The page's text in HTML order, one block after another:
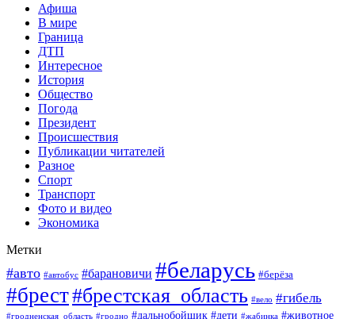
Афиша
В мире
Граница
ДТП
Интересное
История
Общество
Погода
Президент
Происшествия
Публикации читателей
Разное
Спорт
Транспорт
Фото и видео
Экономика
Метки
#авто #автобус #барановичи #беларусь #берёза
#брест#брестская_область #вело #гибель
#гродненская_область #гродно #дальнобойщик #дети #жабинка #животное